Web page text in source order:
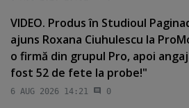
VIDEO. Produs în Studioul
ajuns Roxana Ciuhulescu la
o firmă din grupul Pro, apoi
fost 52 de fete la probe!"
6 AUG 2026 14:21 0